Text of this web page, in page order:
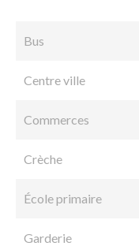
Bus
Centre ville
Commerces
Crèche
École primaire
Garderie